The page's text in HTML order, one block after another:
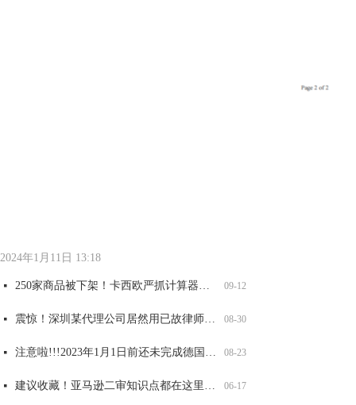
2024年1月11日 13:18
넷
09-12
08-30
08-23
06-17
넷
넷 全网爆火可达鸭，能卖吗？
넷